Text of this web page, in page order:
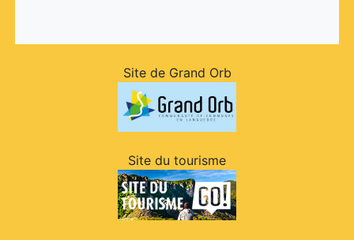
Site de Grand Orb
Site du tourisme